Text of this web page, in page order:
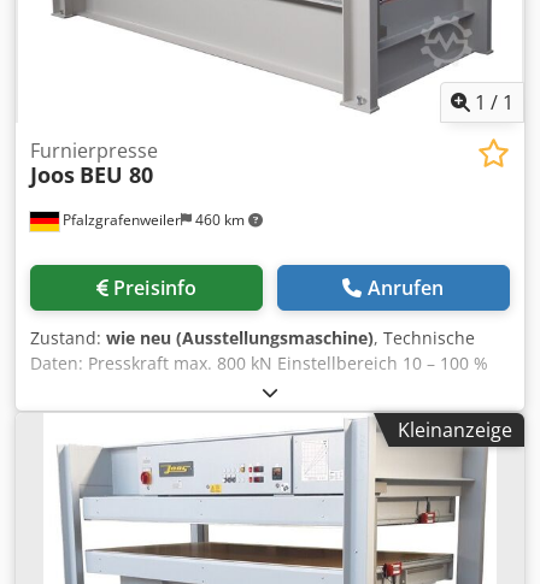
1 / 1
Pfalzgrafenweiler 460 km
Furnierpresse
Joos BEU 80
Preisinfo Anrufen
Zustand: wie neu (Ausstellungsmaschine), Technische
Daten: Presskraft max. 800 kN Einstellbereich 10 – 100 %
Cedsfhqhdepfx Alnsrf Pressfläche gesamt 3100 x 1300 mm
spez. Druck bei voller Auslegung 2,0 daN/cm² (kg/cm²) 6
Zylinder 80 mm Durchmesser 400 mm Hub Betriebsdruck
hydraulisch 265 bar Höhe des Pressraumes 400 mm
Heizplatten: Elektro-Heizplatte 3100 x 1300 mm,
Oberflächen sind eloxiert, daher extrem hart, kratz- und
abriebfest. Thermische Hochdruckisolierung zwischen
Heizplatte und Presstisch. Betriebstemperaturen maximal
Kleinanzeige